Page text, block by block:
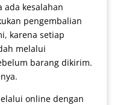
ada kesalahan
pengembalian
karena setiap
melalui
barang dikirim.
online dengan